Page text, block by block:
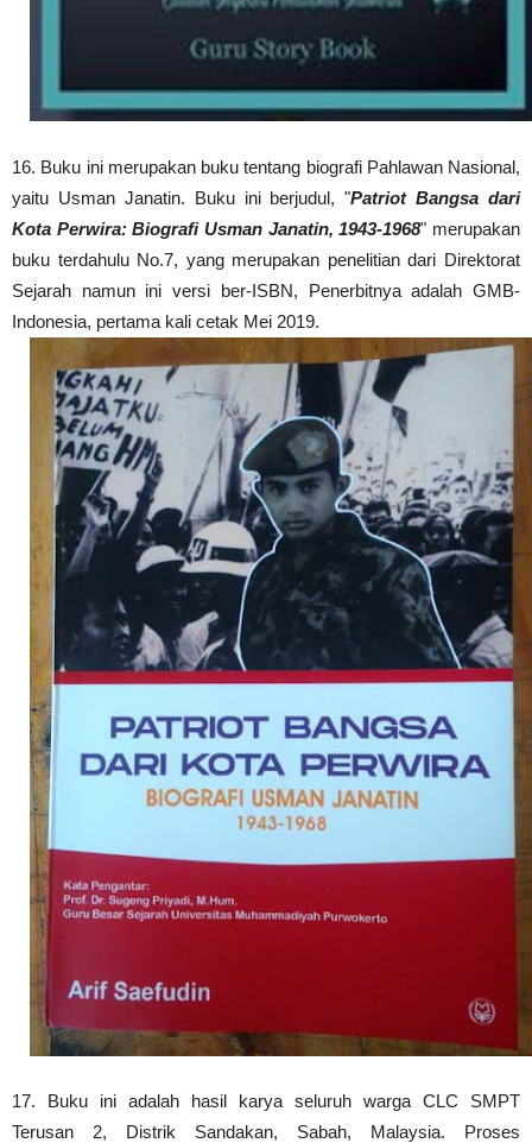
16. Buku ini merupakan buku tentang biografi Pahlawan Nasional,
yaitu Usman Janatin. Buku ini berjudul, "Patriot Bangsa dari
Kota Perwira: Biografi Usman Janatin, 1943-1968" merupakan
buku terdahulu No.7, yang merupakan penelitian dari Direktorat
Sejarah namun ini versi ber-ISBN, Penerbitnya adalah GMB-
Indonesia, pertama kali cetak Mei 2019.
17. Buku ini adalah hasil karya seluruh warga CLC SMPT
Terusan 2, Distrik Sandakan, Sabah, Malaysia. Proses